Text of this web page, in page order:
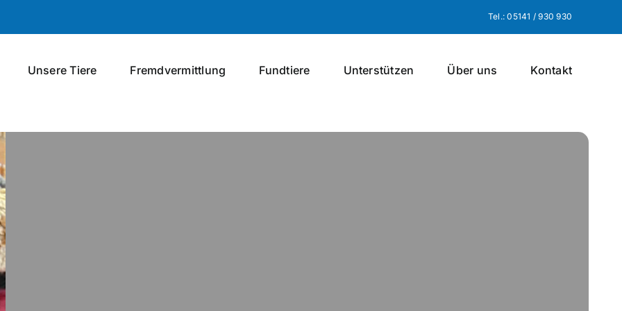
Tel.: 05141 / 930 930
Unsere Tiere Fremdvermittlung Fundtiere Unterstützen Über uns Kontakt